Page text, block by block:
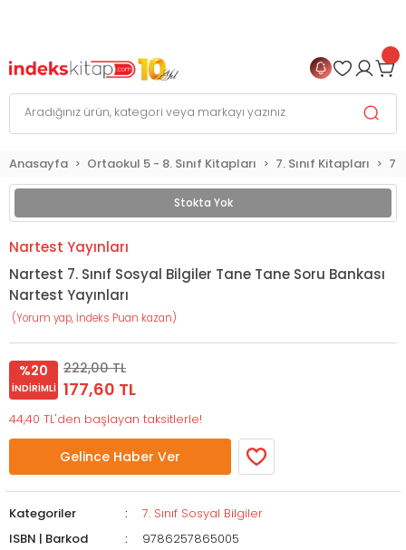
Anasayfa Ortaokul 5 - 8. Sınıf Kitapları 7. Sınıf Kitapları 7.
Stokta Yok
Nartest Yayınları
Nartest 7. Sınıf Sosyal Bilgiler Tane Tane Soru Bankası
Nartest Yayınları
(Yorum yap, İndeks Puan kazan)
%20
İNDIRIMLI
222,00 TL
177,60 TL
44,40 TL'den başlayan taksitlerle!
Gelince Haber Ver
Kategoriler
7. Sınıf Sosyal Bilgiler
ISBN | Barkod
9786257865005